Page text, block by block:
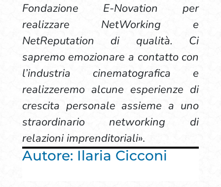
Fondazione E-Novation per
realizzare NetWorking e
NetReputation di qualità. Ci
sapremo emozionare a contatto con
l’industria cinematografica e
realizzeremo alcune esperienze di
crescita personale assieme a uno
straordinario networking di
relazioni imprenditoriali».
Autore: Ilaria Cicconi